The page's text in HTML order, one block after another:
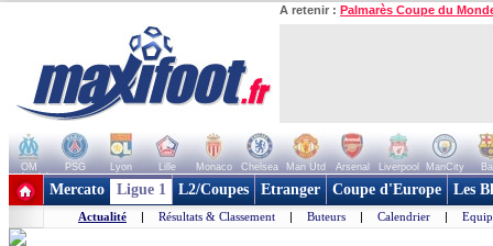
A retenir : Palmarès Coupe du
OM PSG Lyon Lille Monaco Chelsea Man Utd Arsenal Liverpool ManCity
+ de clubs
Mercato Ligue 1 L2/Coupes Etranger Coupe d'Europe Les
Actualité | Résultats & Classement | Buteurs | Calendrier |